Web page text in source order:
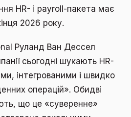
HR- і payroll-пакета має
2026 року.
Руланд Ван Дессел
сьогодні шукають HR-
інтегрованими і швидко
операцій». Обидві
що це «суверенне»